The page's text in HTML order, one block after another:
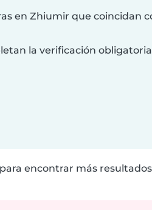
en Zhiumir que coincidan
la verificación
encontrar más